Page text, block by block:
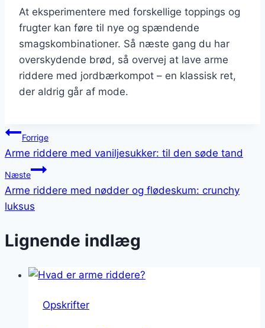
At eksperimentere med forskellige toppings og
frugter kan føre til nye og spændende
smagskombinationer. Så næste gang du har
overskydende brød, så overvej at lave arme
riddere med jordbærkompot – en klassisk ret,
der aldrig går af mode.
Indlægsnavigation
Forrige
Arme riddere med vaniljesukker: til den søde tand
Næste
Arme riddere med nødder og flødeskum: crunchy
luksus
Lignende indlæg
Opskrifter